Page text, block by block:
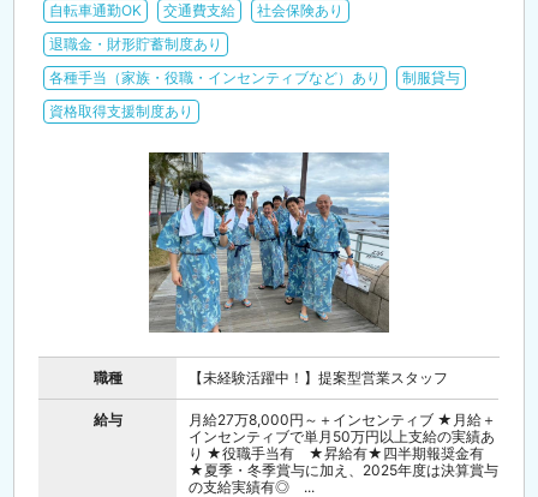
自転車通勤OK
交通費支給
社会保険あり
退職金・財形貯蓄制度あり
各種手当（家族・役職・インセンティブなど）あり
制服貸与
資格取得支援制度あり
職種 【未経験活躍中！】提案型営業スタッフ
給与
月給27万8,000円～＋インセンティブ ★月給＋
インセンティブで単月50万円以上支給の実績あ
り ★役職手当有 ★昇給有★四半期報奨金有
★夏季・冬季賞与に加え、2025年度は決算賞与
の支給実績有◎ ...